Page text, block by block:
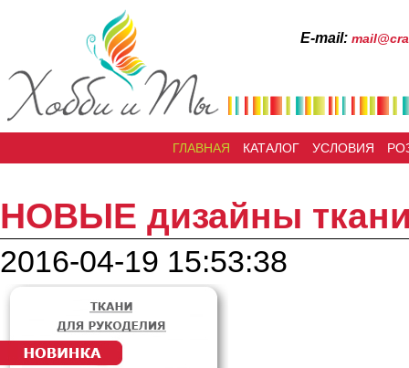
Е-mail:
ГЛАВНАЯ КАТАЛОГ УСЛОВИЯ
НОВЫЕ дизайны
2016-04-19 15:53:38